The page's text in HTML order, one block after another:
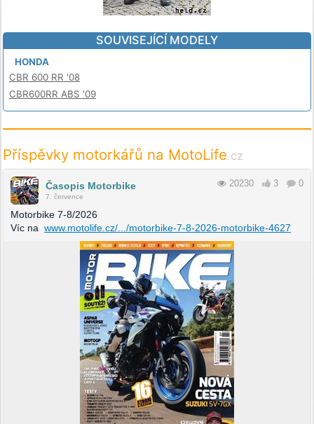
SOUVISEJÍCÍ MODELY
HONDA
CBR 600 RR '08
CBR600RR ABS '09
Příspěvky motorkářů na MotoLife.cz
Časopis Motorbike
7. července
20230 3 0
Motorbike 7-8/2026
Víc na www.motolife.cz/.../motorbike-7-8-2026-motorbike-4627